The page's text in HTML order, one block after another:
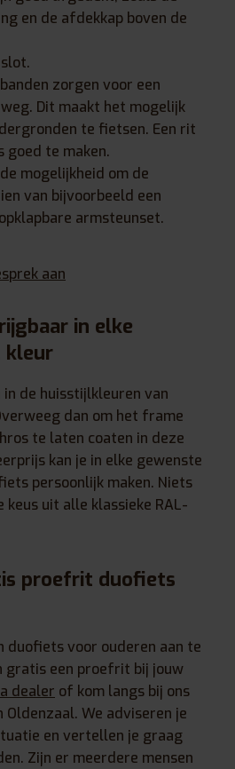
en de afdekkap boven de
zorgen voor een
Dit maakt het mogelijk
te fietsen. Een rit
goed te maken.
mogelijkheid om de
van bijvoorbeeld een
armsteunset.
aan
in elke
kleur
de huisstijlkleuren van
dan om het frame
te laten coaten in deze
kan je in elke gewenste
persoonlijk maken. Niets
keus uit alle klassieke RAL-
proefrit duofiets
duofiets voor ouderen aan te
gratis een proefrit bij jouw
dealer of kom langs bij ons
Oldenzaal. We adviseren je
en vertellen je graag
Zijn er meerdere mensen